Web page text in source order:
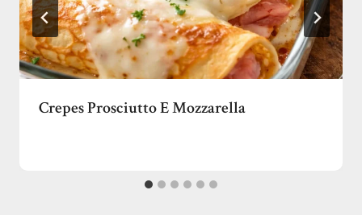
Crepes Prosciutto E Mozzarella